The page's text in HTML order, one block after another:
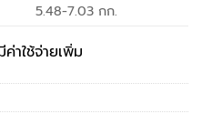
5.48-7.03 กก.
าใช้จ่ายเพิ่ม